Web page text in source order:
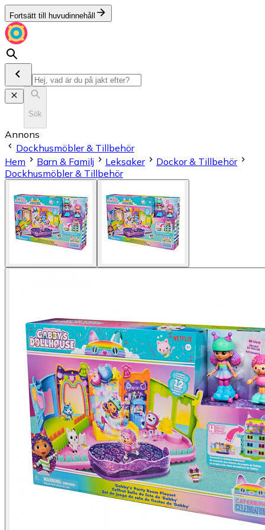
Fortsätt till huvudinnehåll
Sök
Annons
Dockhusmöbler & Tillbehör
Hem
Barn & Familj Leksaker
Dockor & Tillbehör
Dockhusmöbler & Tillbehör